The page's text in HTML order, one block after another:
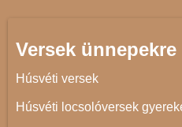
Versek ünnepekre
Húsvéti versek
Húsvéti locsolóversek